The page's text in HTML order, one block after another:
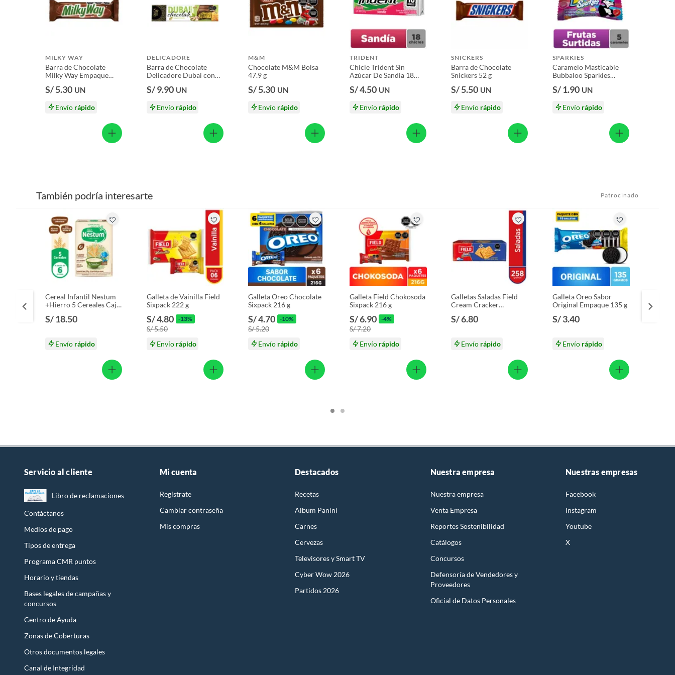
Licores y cigarros electrónicos.
MILKY WAY
Barra de Chocolate
Milky Way Empaque
S/ 5.30 UN
Envío rápido
DELICADORE
Barra de Chocolate
Delicadore Dubai con
S/ 9.90 UN
Envío rápido
M&M
Chocolate M&M Bolsa
47.9 g
S/ 5.30 UN
Envío rápido
TRIDENT
Chicle Trident Sin
Azúcar De Sandia 18
S/ 4.50 UN
Envío rápido
SNICKERS
Barra de Chocolate
Snickers 52 g
S/ 5.50 UN
Envío rápido
SPARKIES
Caramelo Masticable
Bubbaloo Sparkies
S/ 1.90 UN
Envío rápido
También podría interesarte Patrocinado
Cereal Infantil Nestum
+Hierro 5 Cereales Caja
S/ 18.50
Envío rápido
Galleta de Vainilla Field
Sixpack 222 g
S/ 4.80 -13%
S/ 5.50
Envío rápido
Galleta Oreo Chocolate
Sixpack 216 g
S/ 4.70 -10%
S/ 5.20
Envío rápido
Galleta Field Chokosoda
Sixpack 216 g
S/ 6.90 -4%
S/ 7.20
Envío rápido
Galletas Saladas Field
Cream Cracker
S/ 6.80
Envío rápido
Galleta Oreo Sabor
Original Empaque 135 g
S/ 3.40
Envío rápido
Servicio al cliente
Libro de reclamaciones
Contáctanos
Medios de pago
Tipos de entrega
Programa CMR puntos
Horario y tiendas
Bases legales de campañas y
concursos
Centro de Ayuda
Zonas de Coberturas
Otros documentos legales
Canal de Integridad
Mi cuenta
Regístrate
Cambiar contraseña
Mis compras
Destacados
Recetas
Album Panini
Carnes
Cervezas
Televisores y Smart TV
Cyber Wow 2026
Partidos 2026
Nuestra empresa
Nuestra empresa
Venta Empresa
Reportes Sostenibilidad
Catálogos
Concursos
Defensoría de Vendedores y
Proveedores
Oficial de Datos Personales
Nuestras empresas
Facebook
Instagram
Youtube
X